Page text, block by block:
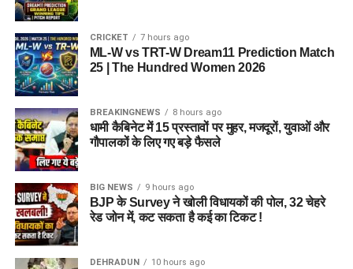
CRICKET 7 hours ago
ML-W vs TRT-W Dream11 Prediction Match
25 | The Hundred Women 2026
BREAKINGNEWS 8 hours ago
धामी कैबिनेट में 15 प्रस्तावों पर मुहर, मजदूरों, युवाओं और
गौपालकों के लिए गए बड़े फैसले
BIG NEWS 9 hours ago
BJP के Survey ने खोली विधायकों की पोल, 32 चेहरे
रेड जोन में, कट सकता है कई का टिकट !
DEHRADUN 10 hours ago